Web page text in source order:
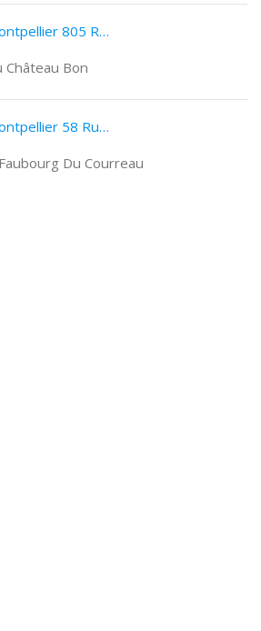
Crédit Agricole Montpellier 805 Rue Du Château Bon
Château Bon
Crédit Agricole Montpellier 58 Rue Du Faubourg Du Courreau
Du Courreau